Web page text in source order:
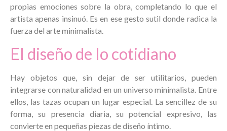
propias emociones sobre la obra, completando lo que el
artista apenas insinuó. Es en ese gesto sutil donde radica la
fuerza del arte minimalista.
El diseño de lo cotidiano
Hay objetos que, sin dejar de ser utilitarios, pueden
integrarse con naturalidad en un universo minimalista. Entre
ellos, las tazas ocupan un lugar especial. La sencillez de su
forma, su presencia diaria, su potencial expresivo, las
convierte en pequeñas piezas de diseño íntimo.